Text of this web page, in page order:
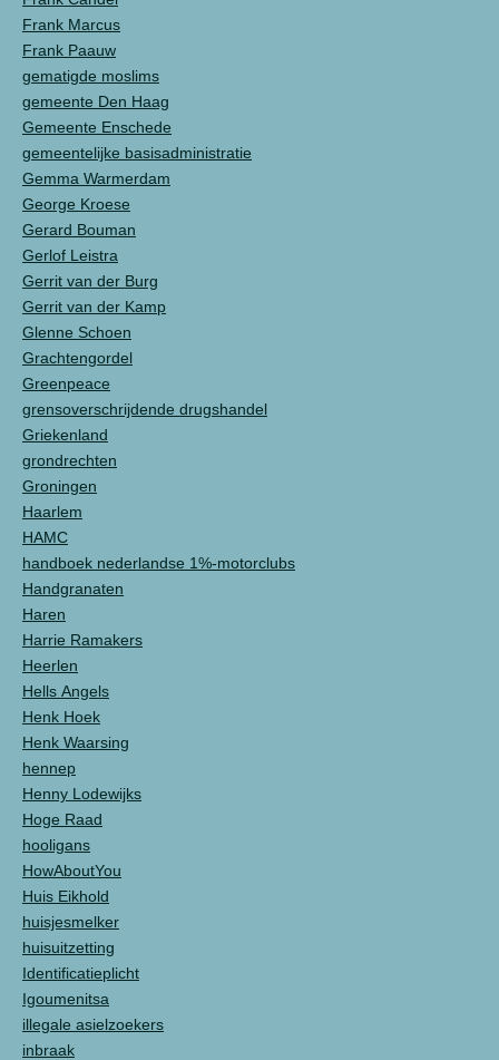
Frank Marcus
Frank Paauw
gematigde moslims
gemeente Den Haag
Gemeente Enschede
gemeentelijke basisadministratie
Gemma Warmerdam
George Kroese
Gerard Bouman
Gerlof Leistra
Gerrit van der Burg
Gerrit van der Kamp
Glenne Schoen
Grachtengordel
Greenpeace
grensoverschrijdende drugshandel
Griekenland
grondrechten
Groningen
Haarlem
HAMC
handboek nederlandse 1%-motorclubs
Handgranaten
Haren
Harrie Ramakers
Heerlen
Hells Angels
Henk Hoek
Henk Waarsing
hennep
Henny Lodewijks
Hoge Raad
hooligans
HowAboutYou
Huis Eikhold
huisjesmelker
huisuitzetting
Identificatieplicht
Igoumenitsa
illegale asielzoekers
inbraak